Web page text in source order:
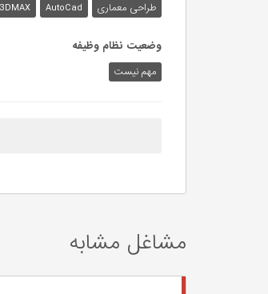
طراحی معماری AutoCad
3DMAX
وضعیت نظام وظیفه
مهم‌ نیست
مشاغل مشابه